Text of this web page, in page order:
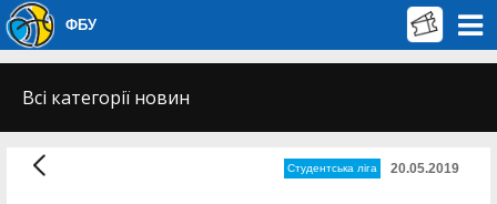
ФБУ
Всі категорії новин
Студентська ліга 20.05.2019